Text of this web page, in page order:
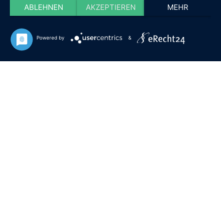
ABLEHNEN AKZEPTIEREN MEHR
Powered by &